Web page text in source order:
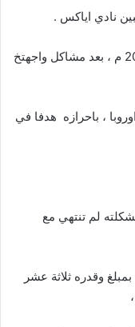
نادي اياكس .
اعير الى نادي سيلتا فيغو الاسباني عام 2002 م ، بعد مشاكل واجهتخ
، باحرازه هدفا في
لم تنتهي مع
وقدره ثلاثة عشر